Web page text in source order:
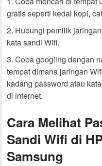
gratis seperti kedai kopi,
Hubungi pemilik
kata sandi Wifi.
Coba googling dengan
tempat dimana jaringan
kadang password atau
di internet.
Cara Melihat
Sandi Wifi di
Samsung